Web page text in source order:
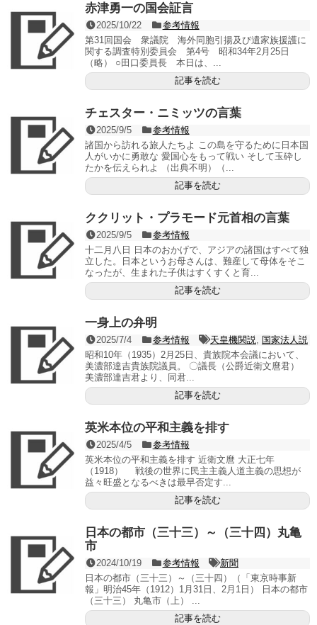
赤津勇一の国会証言
2025/10/22
参考情報
第31回国会 衆議院 海外同胞引揚及び遺家族援護に
関する調査特別委員会 第4号 昭和34年2月25日
（略） ○田口委員長 本日は、...
記事を読む
チェスター・ニミッツの言葉
2025/9/5
参考情報
諸国から訪れる旅人たちよ この島を守るために日本国
人がいかに勇敢な 愛国心をもって戦い そして玉砕し
たかを伝えられよ （出典不明）（...
記事を読む
ククリット・プラモード元首相の言葉
2025/9/5
参考情報
十二月八日 日本のおかげで、アジアの諸国はすべて独
立した。日本というお母さんは、難産して母体をそこ
なったが、生まれた子供はすくすくと育...
記事を読む
一身上の弁明
2025/7/4 参考情報 天皇機関説, 国家法人説
昭和10年（1935）2月25日、貴族院本会議において、
美濃部達吉貴族院議員。 〇議長（公爵近衛文麿君）
美濃部達吉君より、同君...
記事を読む
英米本位の平和主義を排す
2025/4/5
参考情報
英米本位の平和主義を排す 近衛文麿 大正七年
（1918） 戦後の世界に民主主義人道主義の思想が
益々旺盛となるべきは最早否定す...
記事を読む
日本の都市（三十三）～（三十四）丸亀
市
2024/10/19 参考情報
新聞
日本の都市（三十三）～（三十四）（「東京時事新
報」明治45年（1912）1月31日、2月1日） 日本の都市
（三十三） 丸亀市（上） ...
記事を読む